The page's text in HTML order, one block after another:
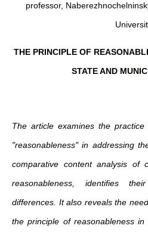
professor,
THE PRINCIPLE OF
STATE AND
The article examines the
"reasonableness" in addressing
comparative content analysis of
reasonableness, identifies
differences. It also reveals the
the principle of reasonableness